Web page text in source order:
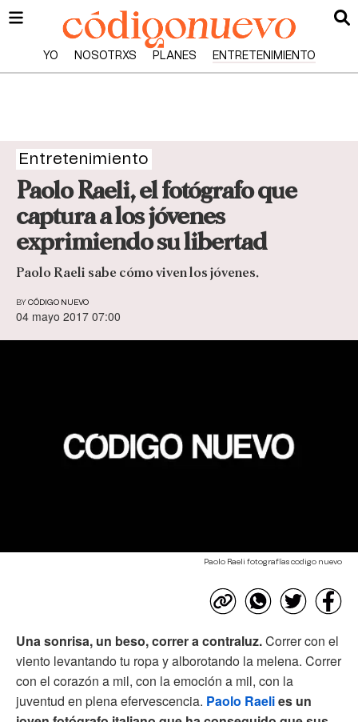
YO NOSOTRXS PLANES ENTRETENIMIENTO
Entretenimiento
Paolo Raeli, el fotógrafo que
captura a los jóvenes
exprimiendo su libertad
Paolo Raeli sabe cómo viven los jóvenes.
BY CÓDIGO NUEVO
04 mayo 2017 07:00
Paolo Raeli fotografías codigo nuevo
Una sonrisa, un beso, correr a contraluz.Correr con el
viento levantando tu ropa y alborotando la melena. Correr
con el corazón a mil, con la emoción a mil, con la
juventud en plena efervescencia. Paolo Raelies un